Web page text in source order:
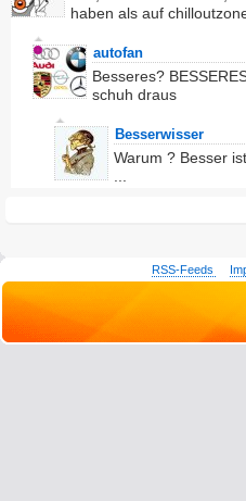
haben als auf
autofan
Besseres?
schuh draus
Besserwisser
Warum ? Besser
RSS-Feeds